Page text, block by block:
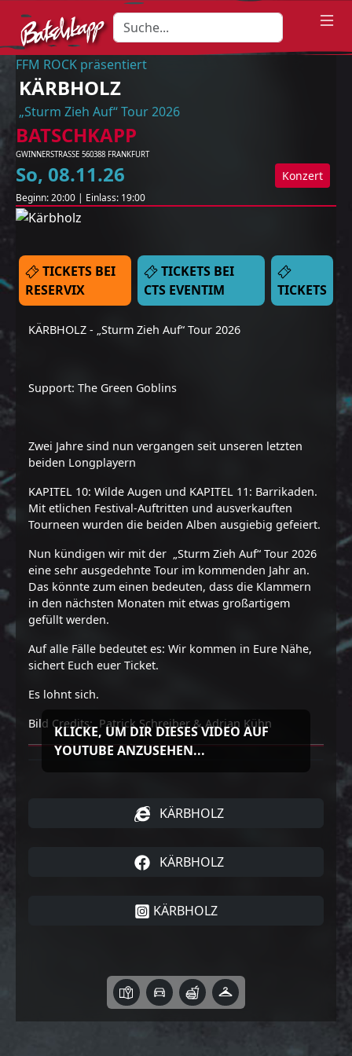
FFM ROCK präsentiert
KÄRBHOLZ
„Sturm Zieh Auf“ Tour 2026
BATSCHKAPP
GWINNERSTRASSE 560388 FRANKFURT
So, 08.11.26 Konzert
Beginn:20:00 | Einlass: 19:00
TICKETS BEI
RESERVIX
TICKETS BEI
CTS EVENTIM
TICKETS
KÄRBHOLZ - „Sturm Zieh Auf“ Tour 2026
Support: The Green Goblins
Zwei Jahre sind nun vergangen seit unseren letzten
beiden Longplayern
KAPITEL 10: Wilde Augen und KAPITEL 11: Barrikaden.
Mit etlichen Festival-Auftritten und ausverkauften
Tourneen wurden die beiden Alben ausgiebig gefeiert.
Nun kündigen wir mit der „Sturm Zieh Auf“ Tour 2026
eine sehr ausgedehnte Tour im kommenden Jahr an.
Das könnte zum einen bedeuten, dass die Klammern
in den nächsten Monaten mit etwas großartigem
gefüllt werden.
Auf alle Fälle bedeutet es: Wir kommen in Eure Nähe,
sichert Euch euer Ticket.
Es lohnt sich.
Bild Credits: Patrick Schreiber & Adrian Kühn
KLICKE, UM DIR DIESES VIDEO AUF
YOUTUBE ANZUSEHEN...
KÄRBHOLZ
KÄRBHOLZ
KÄRBHOLZ